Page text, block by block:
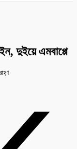
দুইয়ে এমবাপ্পে